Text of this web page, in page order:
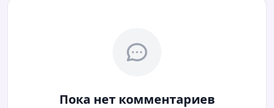
Пока нет комментариев